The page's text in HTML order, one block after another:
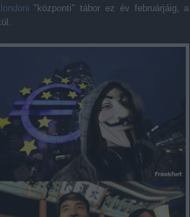
londoni "központi" tábor ez év februárjáig, a